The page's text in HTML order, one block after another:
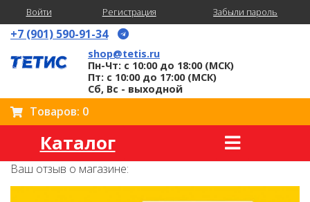
Войти Регистрация Забыли пароль
+7 (901) 590-91-34
shop@tetis.ru
Пн-Чт: с 10:00 до 18:00 (МСК)
Пт: с 10:00 до 17:00 (МСК)
Сб, Вс - выходной
Товаров: 0
Каталог
Ваш отзыв о магазине: